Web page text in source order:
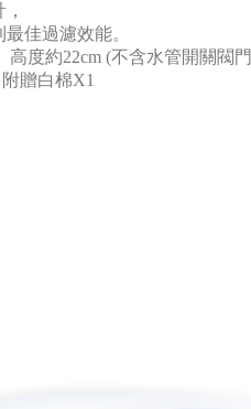
佳過濾效能。
高度約22cm (不含水管開關閥
贈白棉X1